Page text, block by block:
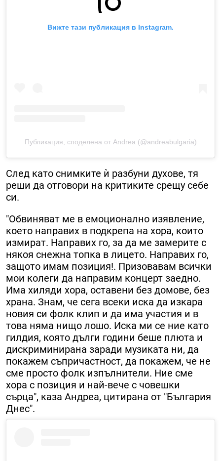
Вижте тази публикация в Instagram.
Публикация, споделена от Andrea (@andreabulgaria)
След като снимките ѝ разбуни духове, тя
реши да отговори на критиките срещу себе
си.
"Обвиняват ме в емоционално изявление,
което направих в подкрепа на хора, които
измират. Направих го, за да ме замерите с
някоя снежна топка в лицето. Направих го,
защото имам позиция!. Призовавам всички
мои колеги да направим концерт заедно.
Има хиляди хора, оставени без домове, без
храна. Знам, че сега всеки иска да изкара
новия си фолк клип и да има участия и в
това няма нищо лошо. Иска ми се ние като
гилдия, която дълги години беше плюта и
дискриминирана заради музиката ни, да
покажем съпричастност, да покажем, че не
сме просто фолк изпълнители. Ние сме
хора с позиция и най-вече с човешки
сърца", каза Андреа, цитирана от "България
Днес".